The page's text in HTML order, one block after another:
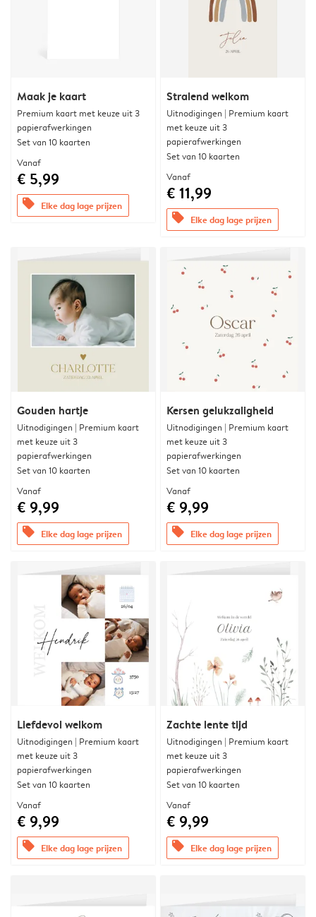
Maak je kaart
Premium kaart met keuze uit 3
papierafwerkingen
Set van 10 kaarten
Vanaf
€ 5,99
offers Elke dag lage prijzen
Stralend welkom
Uitnodigingen | Premium kaart
met keuze uit 3
papierafwerkingen
Set van 10 kaarten
Vanaf
€ 11,99
offers Elke dag lage prijzen
Gouden hartje
Uitnodigingen | Premium kaart
met keuze uit 3
papierafwerkingen
Set van 10 kaarten
Vanaf
€ 9,99
offers Elke dag lage prijzen
Kersen gelukzaligheid
Uitnodigingen | Premium kaart
met keuze uit 3
papierafwerkingen
Set van 10 kaarten
Vanaf
€ 9,99
offers Elke dag lage prijzen
Liefdevol welkom
Uitnodigingen | Premium kaart
met keuze uit 3
papierafwerkingen
Set van 10 kaarten
Vanaf
€ 9,99
offers Elke dag lage prijzen
Zachte lente tijd
Uitnodigingen | Premium kaart
met keuze uit 3
papierafwerkingen
Set van 10 kaarten
Vanaf
€ 9,99
offers Elke dag lage prijzen